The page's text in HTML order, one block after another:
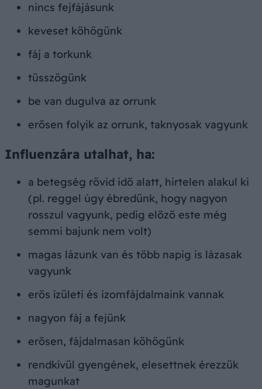
nincs fejfájásunk
keveset köhögünk
fáj a torkunk
tüsszögünk
be van dugulva az orrunk
erősen folyik az orrunk, taknyosak vagyunk
Influenzára utalhat, ha:
a betegség rövid idő alatt, hirtelen alakul ki
(pl. reggel úgy ébredünk, hogy nagyon
rosszul vagyunk, pedig előző este még
semmi bajunk nem volt)
magas lázunk van és több napig is lázasak
vagyunk
erős ízületi és izomfájdalmaink vannak
nagyon fáj a fejünk
erősen, fájdalmasan köhögünk
rendkívül gyengének, elesettnek érezzük
magunkat